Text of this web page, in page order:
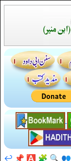
👥
🔍
🧩
🅰️
📌
↩️